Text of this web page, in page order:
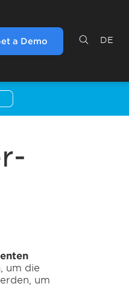
a Demo DE
um die
um